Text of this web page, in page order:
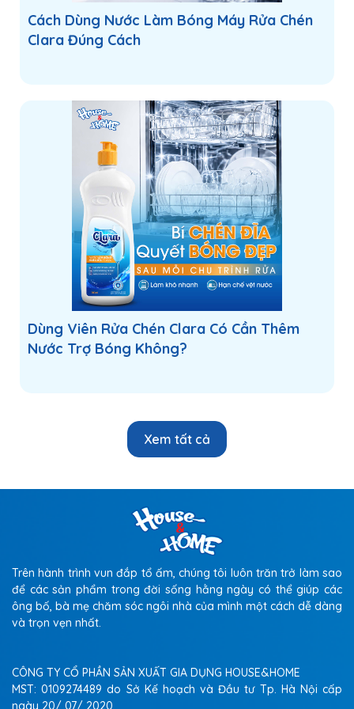
Điểm đắt giá nhất của tăm chỉ Clara chính là sợi chỉ đôi
UHMWPE (Ultra High Molecular Weight Polyethylene). Đây
là loại vật liệu siêu bền, vốn nổi tiếng với khả năng
chống đứt và chống tưa vượt trội so với sợi nylon hay
PTFE thông thường. Cấu trúc sợi đôi tăng cường khả
năng "quét sạch" mảng bám và thức ăn thừa tại các kẽ
răng khít nhất, giúp bảo vệ khỏi sâu răng và viêm nướu
một cách chủ động mà không gây đau buốt.
Thiết kế hộp nắp gấu Decor – Điểm
nhấn tinh tế cho không gian sống.
gấu decor sở hữu nắp tạo hình gấu mạ chrome bắt mắt
trên nền hộp trong suốt bo tròn mềm mại. Sản phẩm
không chỉ giữ cho tăm chỉ luôn sạch sẽ, tránh bụi bẩn
Cách Dùng Nước Làm Bóng Máy Rửa Chén
Clara Đúng Cách
Dùng Viên Rửa Chén Clara Có Cần Thêm
Nước Trợ Bóng Không?
Xem tất cả
Trên hành trình vun đắp tổ ấm, chúng tôi luôn trăn trở làm sao
để các sản phẩm trong đời sống hằng ngày có thể giúp các
ông bố, bà mẹ chăm sóc ngôi nhà của mình một cách dễ dàng
và trọn vẹn nhất.
CÔNG TY CỔ PHẦN SẢN XUẤT GIA DỤNG HOUSE&HOME
MST: 0109274489 do Sở Kế hoạch và Đầu tư Tp. Hà Nội cấp
ngày 20/ 07/ 2020